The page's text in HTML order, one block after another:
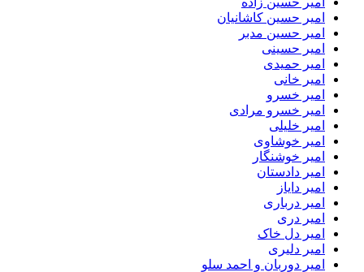
امیر حسین کاشانیان
امیر حسین مدبر
امیر حسینی
امیر حمیدی
امیر خانی
امیر خسرو
امیر خسرو مرادی
امیر خلیلی
امیر خوشاوی
امیر خوشنگار
امیر دادستان
امیر دایاز
امیر درباری
امیر دری
امیر دل خاک
امیر دلیری
امیر دوربان و احمد سلو